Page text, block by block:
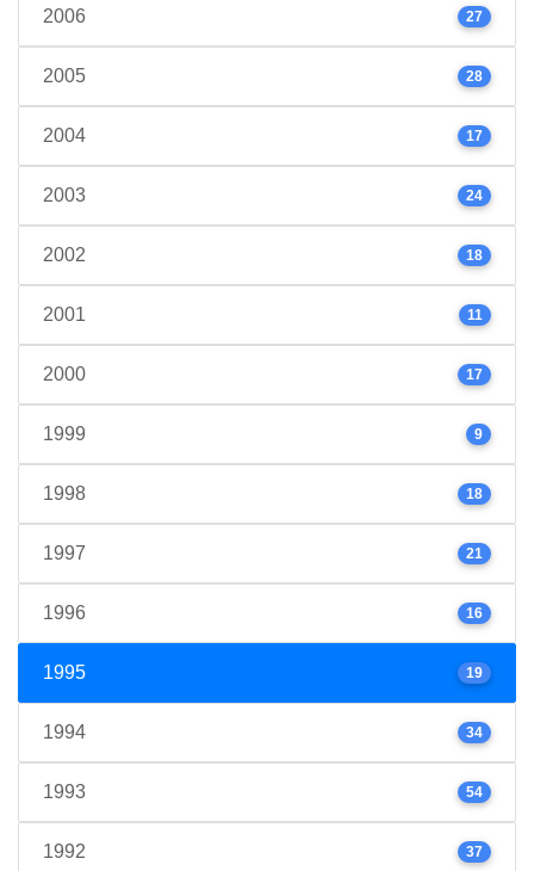
2006 27
2005 28
2004 17
2003 24
2002 18
2001 11
2000 17
1999 9
1998 18
1997 21
1996 16
1995 19
1994 34
1993 54
1992 37